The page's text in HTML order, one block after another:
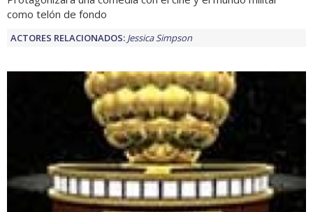
como telón de fondo
ACTORES RELACIONADOS: Jessica Simpson